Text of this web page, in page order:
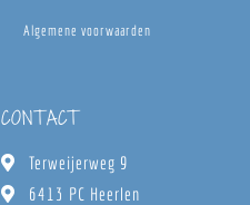
Algemene voorwaarden
CONTACT
Terweijerweg 9
6413 PC Heerlen